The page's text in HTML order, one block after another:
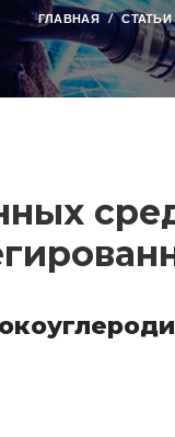
ГЛАВНАЯ СТАТЬИ